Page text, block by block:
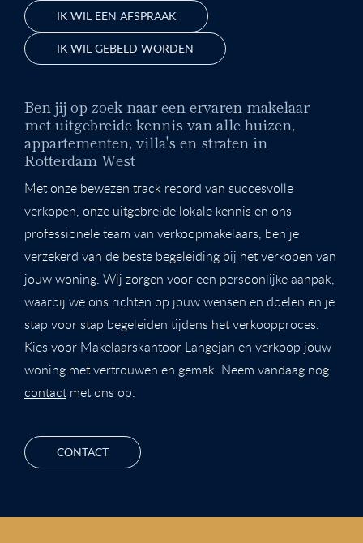
IK WIL EEN AFSPRAAK
IK WIL GEBELD WORDEN
Ben jij op zoek naar een ervaren makelaar
met uitgebreide kennis van alle huizen,
appartementen, villa's en straten in
Rotterdam West
Met onze bewezen track record van succesvolle
verkopen, onze uitgebreide lokale kennis en ons
professionele team van verkoopmakelaars, ben je
verzekerd van de beste begeleiding bij het verkopen van
jouw woning. Wij zorgen voor een persoonlijke aanpak,
waarbij we ons richten op jouw wensen en doelen en je
stap voor stap begeleiden tijdens het verkoopproces.
Kies voor Makelaarskantoor Langejan en verkoop jouw
woning met vertrouwen en gemak. Neem vandaag nog
contactmet ons op.
CONTACT